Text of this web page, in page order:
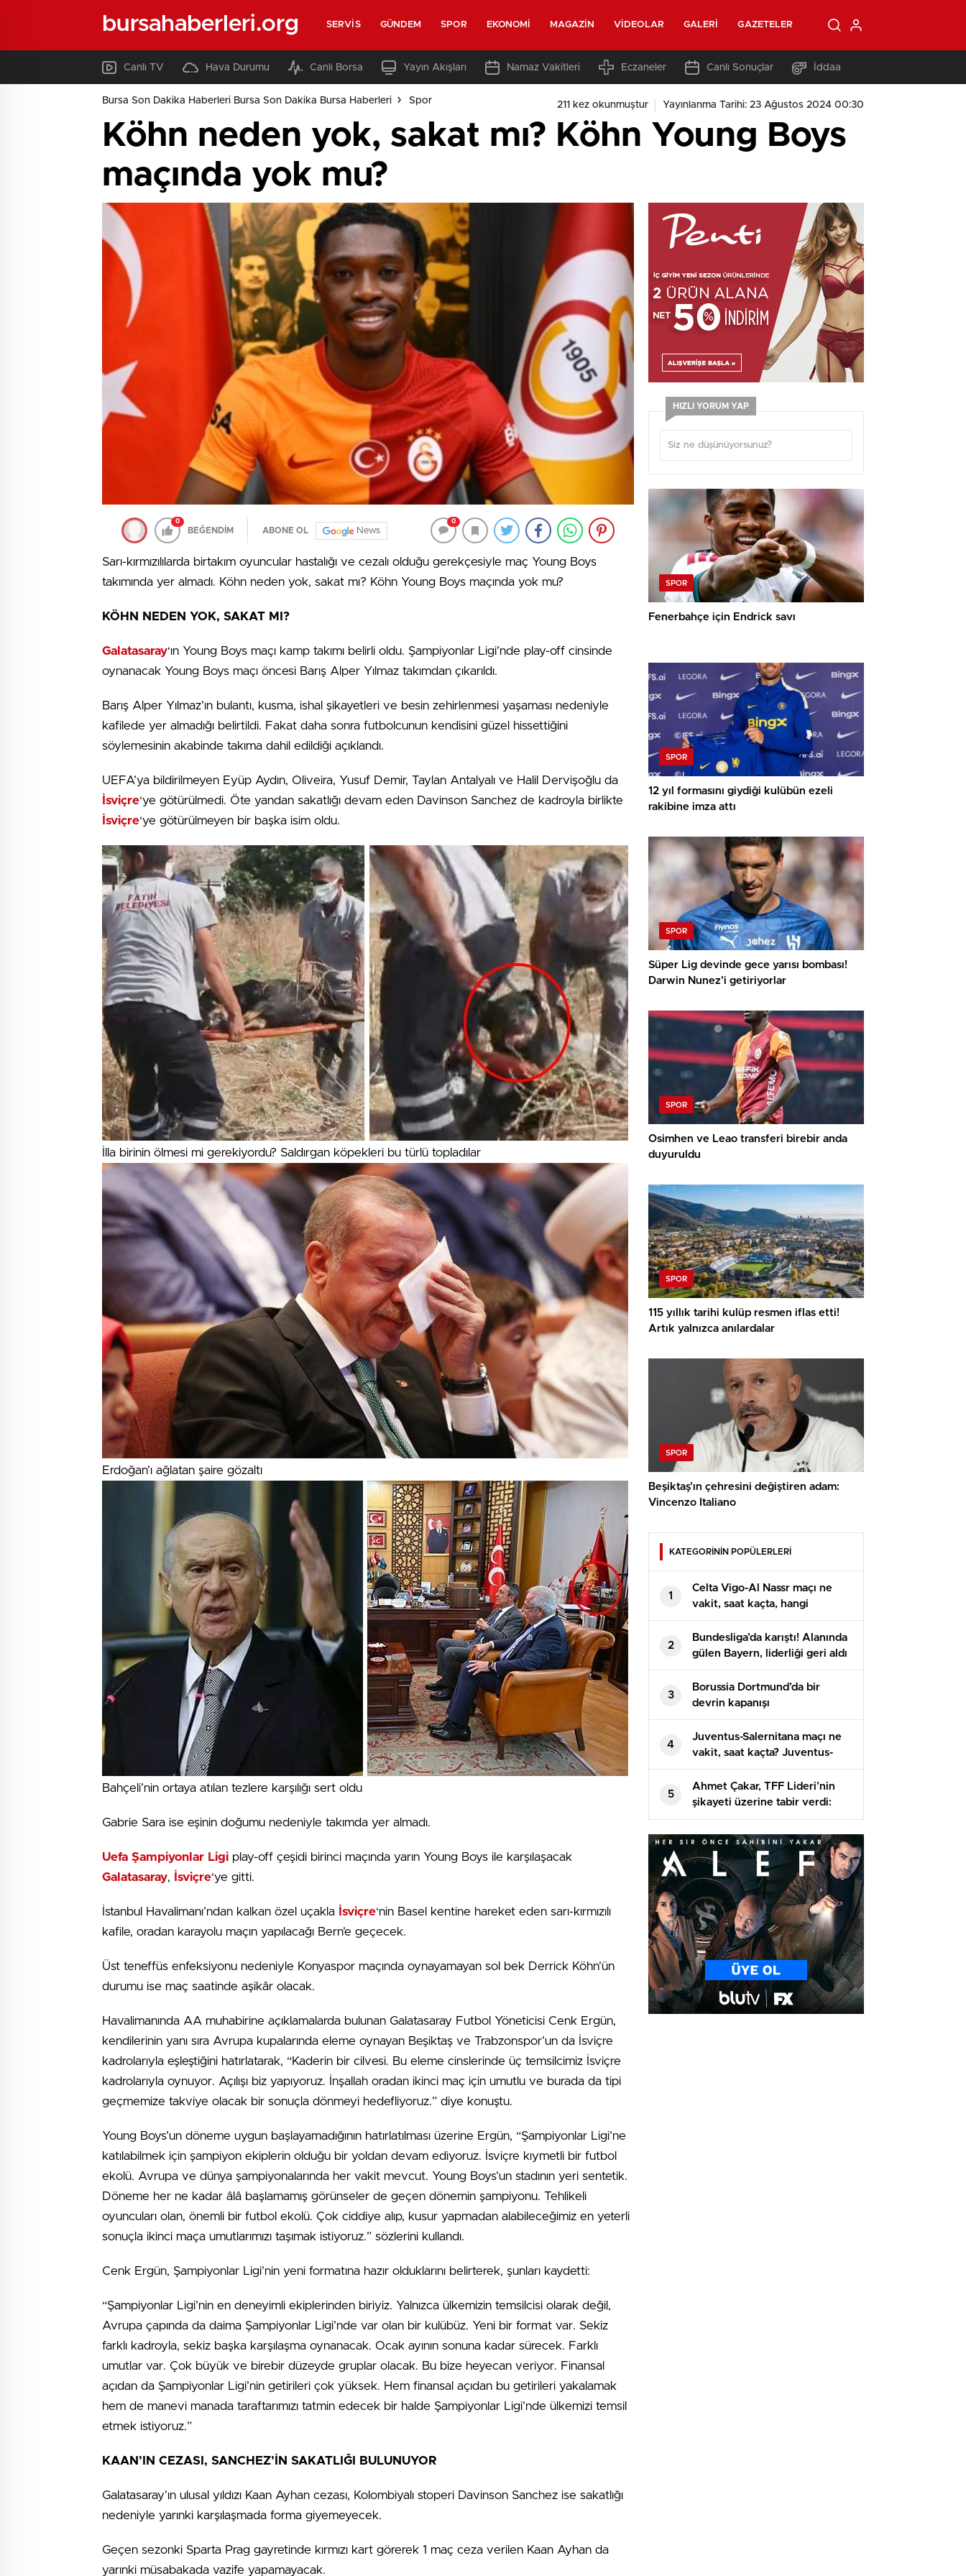
bursahaberleri.org SERVIS GÜNDEM SPOR EKONOMI MAGAZIN VIDEOLAR GALERI GAZETELER
Canlı TV Hava Durumu Canlı Borsa Yayın Akışları Namaz Vakitleri Eczaneler Canlı Sonuçlar İddaa
Bursa Son Dakika Haberleri Bursa Son Dakika Bursa Haberleri Spor 211 kez okunmuştur Yayınlanma Tarihi: 23 Ağustos 2024 00:30
Köhn neden yok, sakat mı? Köhn Young Boys
maçında yok mu?
0
BEĞENDİM ABONE OL News
0
Sarı-kırmızılılarda birtakım oyuncular hastalığı ve cezalı olduğu gerekçesiyle maç Young Boys
takımında yer almadı. Köhn neden yok, sakat mı? Köhn Young Boys maçında yok mu?
KÖHN NEDEN YOK, SAKAT MI?
Galatasaray‘ın Young Boys maçı kamp takımı belirli oldu. Şampiyonlar Ligi’nde play-off cinsinde
oynanacak Young Boys maçı öncesi Barış Alper Yılmaz takımdan çıkarıldı.
Barış Alper Yılmaz’ın bulantı, kusma, ishal şikayetleri ve besin zehirlenmesi yaşaması nedeniyle
kafilede yer almadığı belirtildi. Fakat daha sonra futbolcunun kendisini güzel hissettiğini
söylemesinin akabinde takıma dahil edildiği açıklandı.
UEFA’ya bildirilmeyen Eyüp Aydın, Oliveira, Yusuf Demir, Taylan Antalyalı ve Halil Dervişoğlu da
İsviçre‘ye götürülmedi. Öte yandan sakatlığı devam eden Davinson Sanchez de kadroyla birlikte
İsviçre‘ye götürülmeyen bir başka isim oldu.
İlla birinin ölmesi mi gerekiyordu? Saldırgan köpekleri bu türlü topladılar
Erdoğan’ı ağlatan şaire gözaltı
Bahçeli’nin ortaya atılan tezlere karşılığı sert oldu
Gabrie Sara ise eşinin doğumu nedeniyle takımda yer almadı.
Uefa Şampiyonlar Ligi play-off çeşidi birinci maçında yarın Young Boys ile karşılaşacak
Galatasaray, İsviçre‘ye gitti.
İstanbul Havalimanı’ndan kalkan özel uçakla İsviçre‘nin Basel kentine hareket eden sarı-kırmızılı
kafile, oradan karayolu maçın yapılacağı Bern’e geçecek.
Üst teneffüs enfeksiyonu nedeniyle Konyaspor maçında oynayamayan sol bek Derrick Köhn’ün
durumu ise maç saatinde aşikâr olacak.
Havalimanında AA muhabirine açıklamalarda bulunan Galatasaray Futbol Yöneticisi Cenk Ergün,
kendilerinin yanı sıra Avrupa kupalarında eleme oynayan Beşiktaş ve Trabzonspor’un da İsviçre
kadrolarıyla eşleştiğini hatırlatarak, “Kaderin bir cilvesi. Bu eleme cinslerinde üç temsilcimiz İsviçre
kadrolarıyla oynuyor. Açılışı biz yapıyoruz. İnşallah oradan ikinci maç için umutlu ve burada da tipi
geçmemize takviye olacak bir sonuçla dönmeyi hedefliyoruz.” diye konuştu.
Young Boys’un döneme uygun başlayamadığının hatırlatılması üzerine Ergün, “Şampiyonlar Ligi’ne
katılabilmek için şampiyon ekiplerin olduğu bir yoldan devam ediyoruz. İsviçre kıymetli bir futbol
ekolü. Avrupa ve dünya şampiyonalarında her vakit mevcut. Young Boys’un stadının yeri sentetik.
Döneme her ne kadar âlâ başlamamış görünseler de geçen dönemin şampiyonu. Tehlikeli
oyuncuları olan, önemli bir futbol ekolü. Çok ciddiye alıp, kusur yapmadan alabileceğimiz en yeterli
sonuçla ikinci maça umutlarımızı taşımak istiyoruz.” sözlerini kullandı.
Cenk Ergün, Şampiyonlar Ligi’nin yeni formatına hazır olduklarını belirterek, şunları kaydetti:
“Şampiyonlar Ligi’nin en deneyimli ekiplerinden biriyiz. Yalnızca ülkemizin temsilcisi olarak değil,
Avrupa çapında da daima Şampiyonlar Ligi’nde var olan bir kulübüz. Yeni bir format var. Sekiz
farklı kadroyla, sekiz başka karşılaşma oynanacak. Ocak ayının sonuna kadar sürecek. Farklı
umutlar var. Çok büyük ve birebir düzeyde gruplar olacak. Bu bize heyecan veriyor. Finansal
açıdan da Şampiyonlar Ligi’nin getirileri çok yüksek. Hem finansal açıdan bu getirileri yakalamak
hem de manevi manada taraftarımızı tatmin edecek bir halde Şampiyonlar Ligi’nde ülkemizi temsil
etmek istiyoruz.”
KAAN’IN CEZASI, SANCHEZ’İN SAKATLIĞI BULUNUYOR
Galatasaray’ın ulusal yıldızı Kaan Ayhan cezası, Kolombiyalı stoperi Davinson Sanchez ise sakatlığı
nedeniyle yarınki karşılaşmada forma giyemeyecek.
Geçen sezonki Sparta Prag gayretinde kırmızı kart görerek 1 maç ceza verilen Kaan Ayhan da
yarınki müsabakada vazife yapamayacak.
HIZLI YORUM YAP
SPOR
Fenerbahçe için Endrick savı
SPOR
12 yıl formasını giydiği kulübün ezeli
rakibine imza attı
SPOR
Süper Lig devinde gece yarısı bombası!
Darwin Nunez’i getiriyorlar
SPOR
Osimhen ve Leao transferi birebir anda
duyuruldu
SPOR
115 yıllık tarihi kulüp resmen iflas etti!
Artık yalnızca anılardalar
SPOR
Beşiktaş’ın çehresini değiştiren adam:
Vincenzo Italiano
KATEGORİNİN POPÜLERLERİ
1
Celta Vigo-Al Nassr maçı ne
vakit, saat kaçta, hangi
kanalda? Celta Vigo Al Nassr
maçı saat kaçta başlayacak,
nerede yayınlanacak?
2
Bundesliga’da karıştı! Alanında
gülen Bayern, liderliği geri aldı
3
Borussia Dortmund’da bir
devrin kapanışı
4
Juventus-Salernitana maçı ne
vakit, saat kaçta? Juventus-
Salernitana hangi kanalda,
şifresiz mi?
5
Ahmet Çakar, TFF Lideri’nin
şikayeti üzerine tabir verdi:
Elimdeki CD Türk futbolunun
namusunu değiştirecek